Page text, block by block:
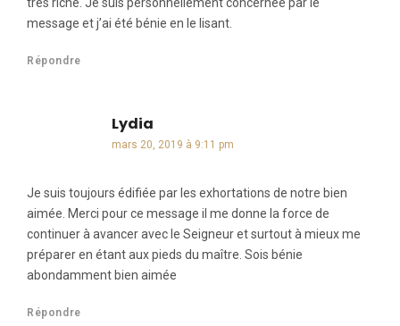
message et j’ai été bénie en le lisant.
Répondre
Lydia
mars 20, 2019 à 9:11 pm
Je suis toujours édifiée par les exhortations de notre bien
aimée. Merci pour ce message il me donne la force de
continuer à avancer avec le Seigneur et surtout à mieux me
préparer en étant aux pieds du maître. Sois bénie
abondamment bien aimée
Répondre